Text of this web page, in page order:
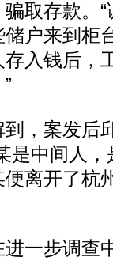
取存款。
户来到柜
入钱后，
，案发后
是中间人
离开了杭
一步调查